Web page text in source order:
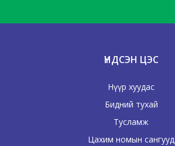
ҮНДСЭН ЦЭС
Нүүр хуудас
Бидний тухай
Тусламж
Цахим номын сангууд